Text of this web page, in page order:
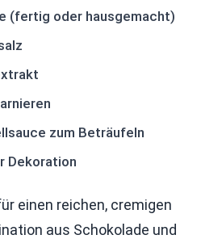
(fertig oder hausgemacht)
zum Beträufeln
Dekoration
einen reichen, cremigen
aus Schokolade und